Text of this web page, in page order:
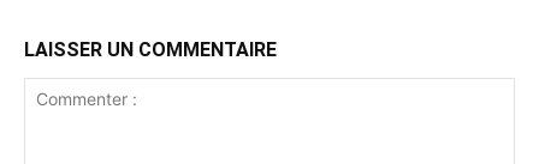
LAISSER UN COMMENTAIRE